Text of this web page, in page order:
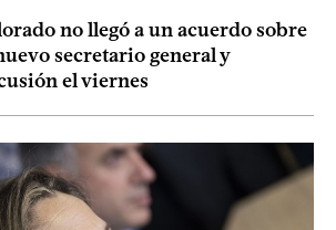
no llegó a un acuerdo sobre
secretario general y
el viernes